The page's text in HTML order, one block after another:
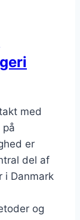
med
er
del af
i Danmark
og